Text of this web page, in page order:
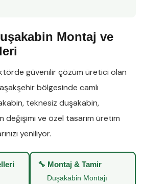
Montaj ve
güvenilir çözüm üretici olan
bölgesinde camlı
, teknesiz duşakabin,
değişimi ve özel tasarım üretim
yeniliyor.
🔧 Montaj & Tamir
Duşakabin Montajı